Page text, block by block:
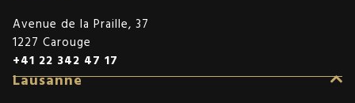
Avenue de la Praille, 37
1227 Carouge
+41 22 342 47 17
Lausanne